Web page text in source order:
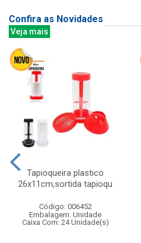
Confira as Novidades
Veja mais
Tapioqueira plastico
26x11cm,sortida tapioqu
Código: 006452
Embalagem: Unidade
Caixa Com: 24 Unidade(s)